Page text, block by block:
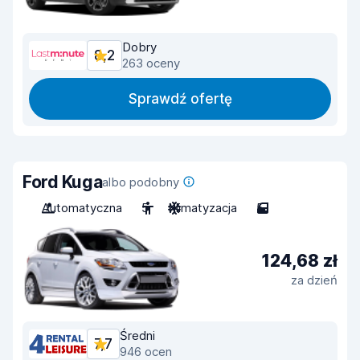
8,2
Dobry
263 oceny
Sprawdź ofertę
Ford Kugaalbo podobny
Automatyczna
5 Klimatyzacja 5
124,68 zł
za dzień
7,7
Średni
946 ocen